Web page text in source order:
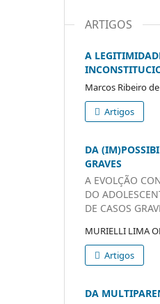
ARTIGOS
A
Marcos Ribeiro
Artigos
DA
GRAVES
A EVOLÇÃO
DO
DE CASOS
MURIELLI LIMA
Artigos
DA